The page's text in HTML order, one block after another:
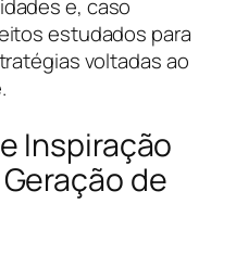
e, caso
estudados para
voltadas ao
Inspiração
de